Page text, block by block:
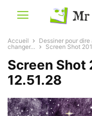
Accueil
Dessiner pour
changer…
Screen Shot
Screen Shot
12.51.28